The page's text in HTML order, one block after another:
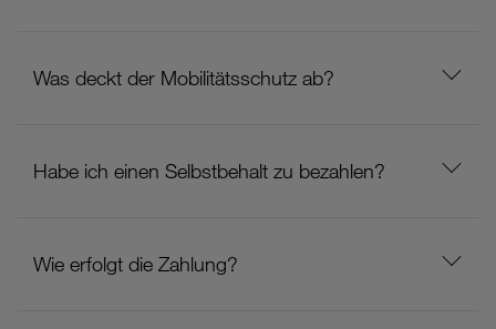
Was deckt der Mobilitätsschutz ab?
Habe ich einen Selbstbehalt zu bezahlen?
Wie erfolgt die Zahlung?